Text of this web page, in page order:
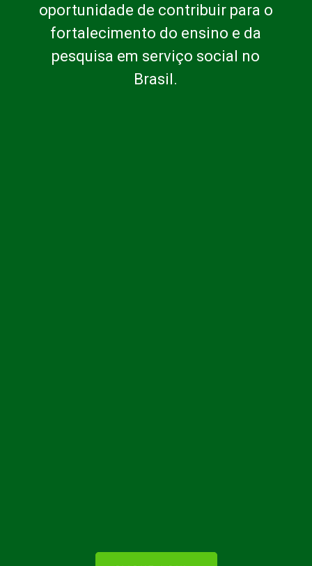
oportunidade de contribuir para o
fortalecimento do ensino e da
pesquisa em serviço social no
Brasil.